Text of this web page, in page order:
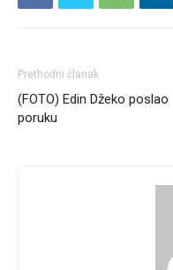
Prethodni članak
(FOTO) Edin Džeko poslao
poruku